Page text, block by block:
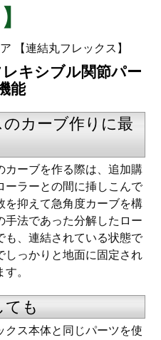
キシブル関節パー
能
カーブ作りに最
カーブを作る際は、追加購
ーラーとの間に挿しこんで
を抑えて急角度カーブを構
手法であった分解したロー
も、連結されている状態で
しっかりと地面に固定され
。
ても
クス本体と同じパーツを使